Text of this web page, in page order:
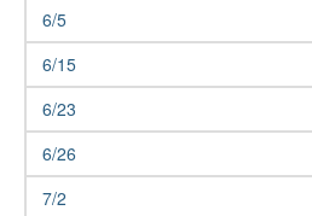
6/5
6/15
6/23
6/26
7/2